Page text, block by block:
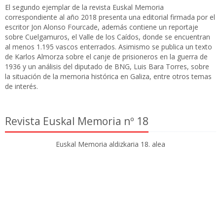
El segundo ejemplar de la revista Euskal Memoria
correspondiente al año 2018 presenta una editorial firmada por el
escritor Jon Alonso Fourcade, además contiene un reportaje
sobre Cuelgamuros, el Valle de los Caídos, donde se encuentran
al menos 1.195 vascos enterrados. Asimismo se publica un texto
de Karlos Almorza sobre el canje de prisioneros en la guerra de
1936 y un análisis del diputado de BNG, Luis Bara Torres, sobre
la situación de la memoria histórica en Galiza, entre otros temas
de interés.
Revista Euskal Memoria nº 18
Euskal Memoria aldizkaria 18. alea